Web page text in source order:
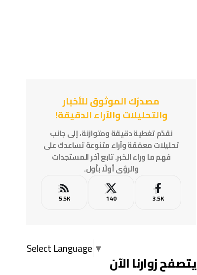
مصدرُك الموثوق للأخبار
والتحليلات والآراء الدقيقة!
نقدّم تغطية دقيقة ومتوازنة، إلى جانب
تحليلات معمّقة وآراء متنوعة تساعدك على
فهم ما وراء الخبر. تابع آخر المستجدات
والرؤى أولًا بأول.
3.5K
140
5.5K
Select Language ▼
يتصفح زوارنا الآن